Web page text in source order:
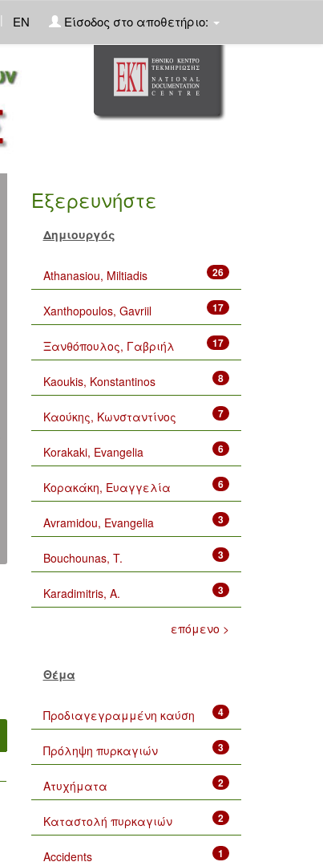
| EN Είσοδος στο αποθετήριο:
Εξερευνήστε
Δημιουργός
26
Athanasiou, Miltiadis
17
Xanthopoulos, Gavriil
17
Ξανθόπουλος, Γαβριήλ
8
Kaoukis, Konstantinos
7
Καούκης, Κωνσταντίνος
6
Korakaki, Evangelia
6
Κορακάκη, Ευαγγελία
3
Avramidou, Evangelia
3
Bouchounas, T.
3
Karadimitris, A.
επόμενο >
Θέμα
4
Προδιαγεγραμμένη καύση
3
Πρόληψη πυρκαγιών
2
Ατυχήματα
2
Καταστολή πυρκαγιών
1
Accidents